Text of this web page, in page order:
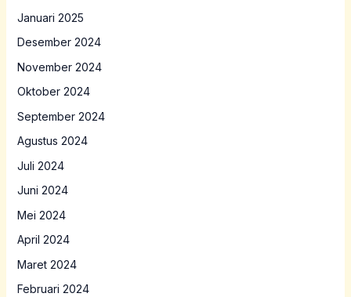
Januari 2025
Desember 2024
November 2024
Oktober 2024
September 2024
Agustus 2024
Juli 2024
Juni 2024
Mei 2024
April 2024
Maret 2024
Februari 2024